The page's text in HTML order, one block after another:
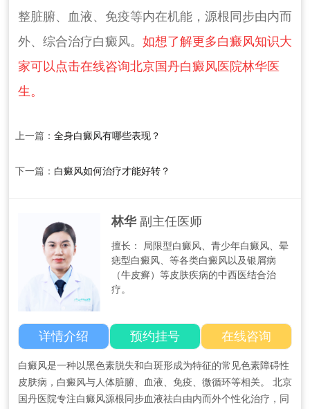
整脏腑、血液、免疫等内在机能，源根同步由内而
外、综合治疗白癜风。 如想了解更多白癜风知识大
家可以点击在线咨询北京国丹白癜风医院林华医
生。
上一篇： 全身白癜风有哪些表现？
下一篇： 白癜风如何治疗才能好转？
林华 副主任医师
擅长： 局限型白癜风、青少年白癜风、晕
痣型白癜风、等各类白癜风以及银屑病
（牛皮癣）等皮肤疾病的中西医结合治
疗。
详情介绍 预约挂号 在线咨询
白癜风是一种以黑色素脱失和白斑形成为特征的常见色素障碍性
皮肤病，白癜风与人体脏腑、血液、免疫、微循环等相关。 北京
国丹医院专注白癜风源根同步血液祛白由内而外个性化治疗，同